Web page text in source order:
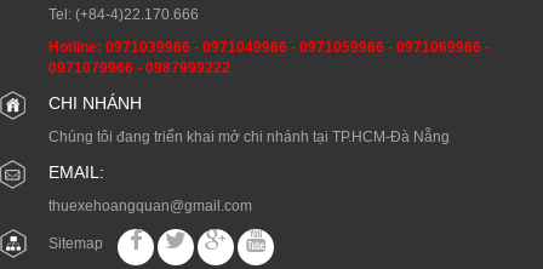
Tel: (+84-4)22.170.666
Hotline: 0971039966 - 0971049966 - 0971059966 - 0971069966 -
0971079966 - 0987999222
CHI NHÁNH
Chúng tôi đang triển khai mở chi nhánh tại TP.HCM-Đà Nẵng
EMAIL:
thuexehoangquan@gmail.com
Sitemap